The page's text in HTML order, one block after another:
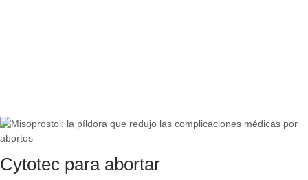
Cytotec para abortar